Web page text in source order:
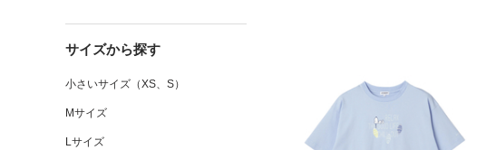
サイズから探す
小さいサイズ（XS、S）
Mサイズ
Lサイズ